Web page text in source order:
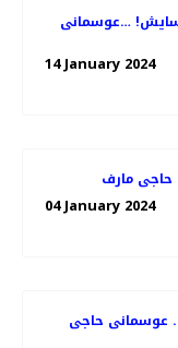
…عوسمانی
14 January 2024
مارف
04 January 2024
عوسمانی حاجی